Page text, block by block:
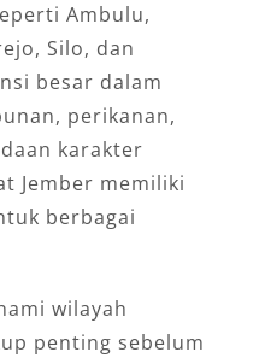
Ambulu,
Silo, dan
besar dalam
perikanan,
karakter
Jember memiliki
berbagai
wilayah
penting sebelum